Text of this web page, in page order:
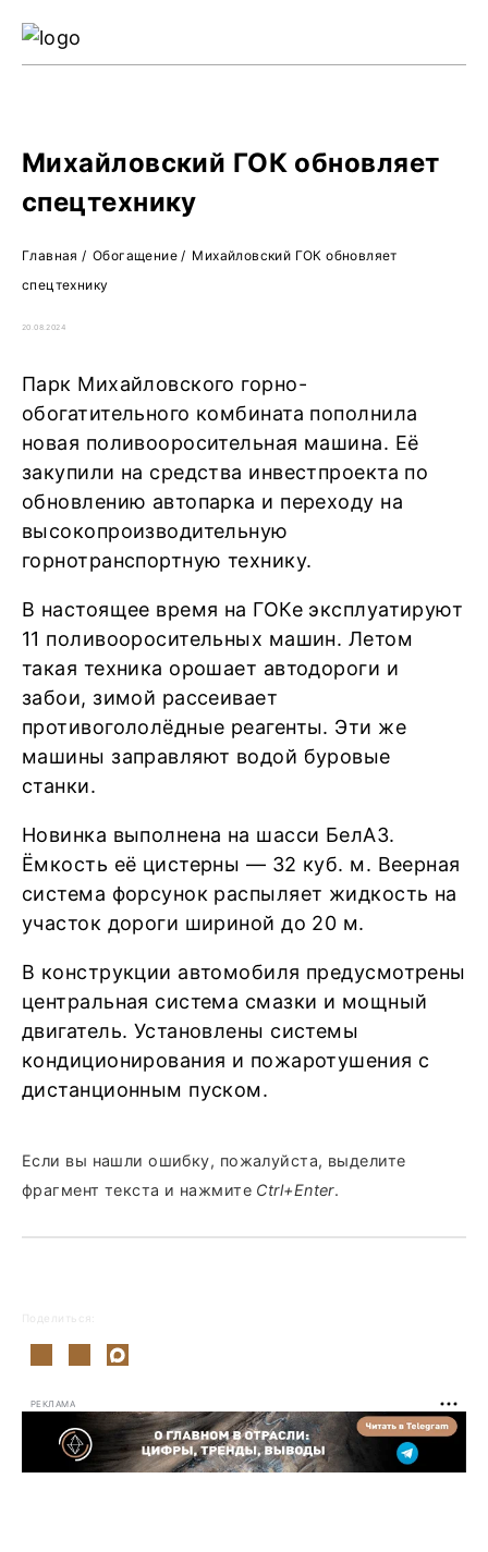
Михайловский ГОК обновляет
спецтехнику
Главная / Обогащение/ Михайловский ГОК обновляет
спецтехнику
20.08.2024
Парк Михайловского горно-
обогатительного комбината пополнила
новая поливооросительная машина. Её
закупили на средства инвестпроекта по
обновлению автопарка и переходу на
высокопроизводительную
горнотранспортную технику.
В настоящее время на ГОКе эксплуатируют
11 поливооросительных машин. Летом
такая техника орошает автодороги и
забои, зимой рассеивает
противогололёдные реагенты. Эти же
машины заправляют водой буровые
станки.
Новинка выполнена на шасси БелАЗ.
Ёмкость её цистерны — 32 куб. м. Веерная
система форсунок распыляет жидкость на
участок дороги шириной до 20 м.
В конструкции автомобиля предусмотрены
центральная система смазки и мощный
двигатель. Установлены системы
кондиционирования и пожаротушения с
дистанционным пуском.
Если вы нашли ошибку, пожалуйста, выделите
фрагмент текста и нажмите Ctrl+Enter.
Поделиться:
РЕКЛАМА